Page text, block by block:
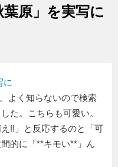
葉原」を実写に
に
よく知らないので検索
た。こちらも可愛い。
!!」と反応するのと「可
的に「**キモい**」ん